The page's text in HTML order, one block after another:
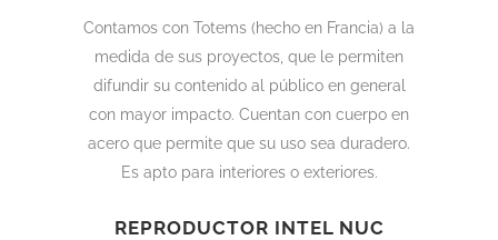
Contamos con Totems (hecho en Francia) a la
medida de sus proyectos, que le permiten
difundir su contenido al público en general
con mayor impacto. Cuentan con cuerpo en
acero que permite que su uso sea duradero.
Es apto para interiores o exteriores.
REPRODUCTOR INTEL NUC